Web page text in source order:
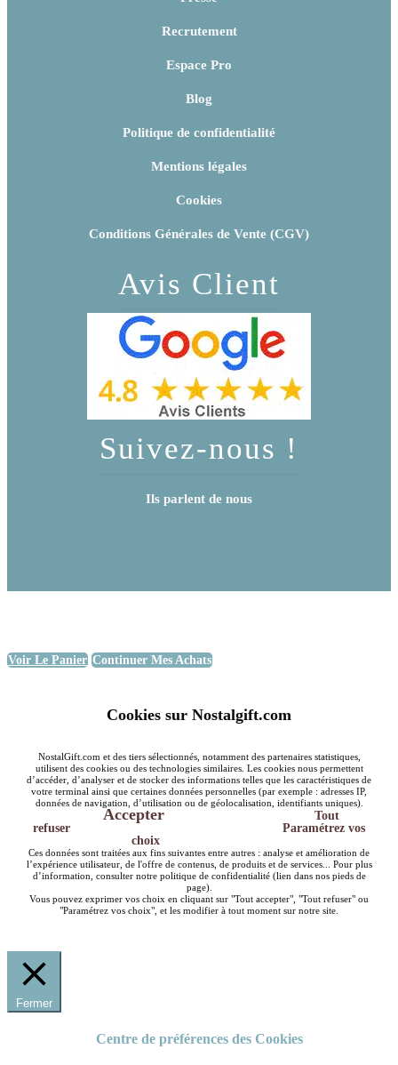
Recrutement
Espace Pro
Blog
Politique de confidentialité
Mentions légales
Cookies
Conditions Générales de Vente (CGV)
Avis Client
Suivez-nous !
Ils parlent de nous
Voir Le Panier Continuer Mes Achats
Cookies sur Nostalgift.com
NostalGift.com et des tiers sélectionnés, notamment des partenaires statistiques,
utilisent des cookies ou des technologies similaires. Les cookies nous permettent
d’accéder, d’analyser et de stocker des informations telles que les caractéristiques de
votre terminal ainsi que certaines données personnelles (par exemple : adresses IP,
données de navigation, d’utilisation ou de géolocalisation, identifiants uniques).
Accepter
Tout
refuser
Paramétrez vos
choix
Ces données sont traitées aux fins suivantes entre autres : analyse et amélioration de
l’expérience utilisateur, de l'offre de contenus, de produits et de services... Pour plus
d’information, consulter notre politique de confidentialité (lien dans nos pieds de
page).
Vous pouvez exprimer vos choix en cliquant sur "Tout accepter", "Tout refuser" ou
"Paramétrez vos choix", et les modifier à tout moment sur notre site.
Fermer
Centre de préférences des Cookies